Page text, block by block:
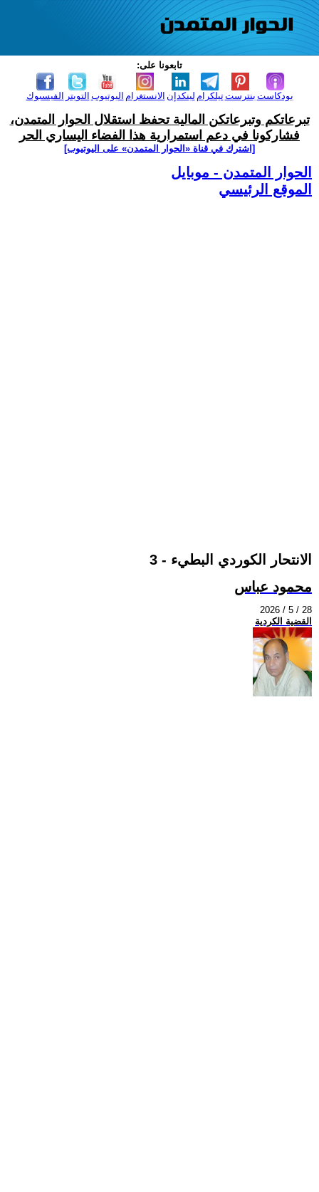
تابعونا على:
الفيسبوك التويتر اليوتيوب الانستغرام لينكدإن تيلكرامبنترست بودكاست
تبرعاتكم وتبرعاتكن المالية تحفظ استقلال الحوار المتمدن،
فشاركونا في دعم استمرارية هذا الفضاء اليساري الحر
[اشترك في قناة ‫«الحوار المتمدن» على اليوتيوب]
الحوار المتمدن - موبايل
الموقع الرئيسي
الانتحار الكوردي البطيء - 3
محمود عباس
2026 / 5 / 28
القضية الكردية